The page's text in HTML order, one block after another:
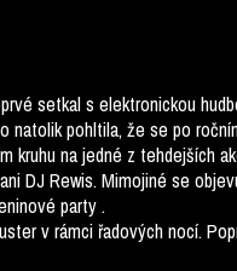
setkal s elektronickou
natolik pohltila, že se po
kruhu na jedné z tehdejších
DJ Rewis. Mimojiné se
party .
v rámci řadových nocí.